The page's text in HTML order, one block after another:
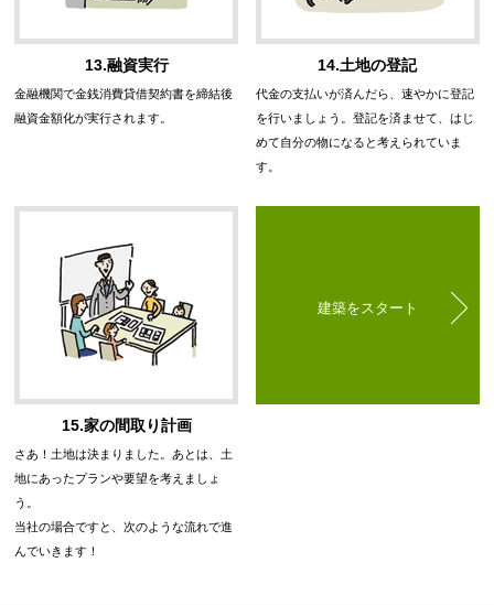
13.融資実行
金融機関で金銭消費貸借契約書を締結後
融資金額化が実行されます。
14.土地の登記
代金の支払いが済んだら、速やかに登記
を行いましょう。登記を済ませて、はじ
めて自分の物になると考えられていま
す。
15.家の間取り計画
さあ！土地は決まりました。あとは、土
地にあったプランや要望を考えましょ
う。
当社の場合ですと、次のような流れで進
んでいきます！
建築をスタート